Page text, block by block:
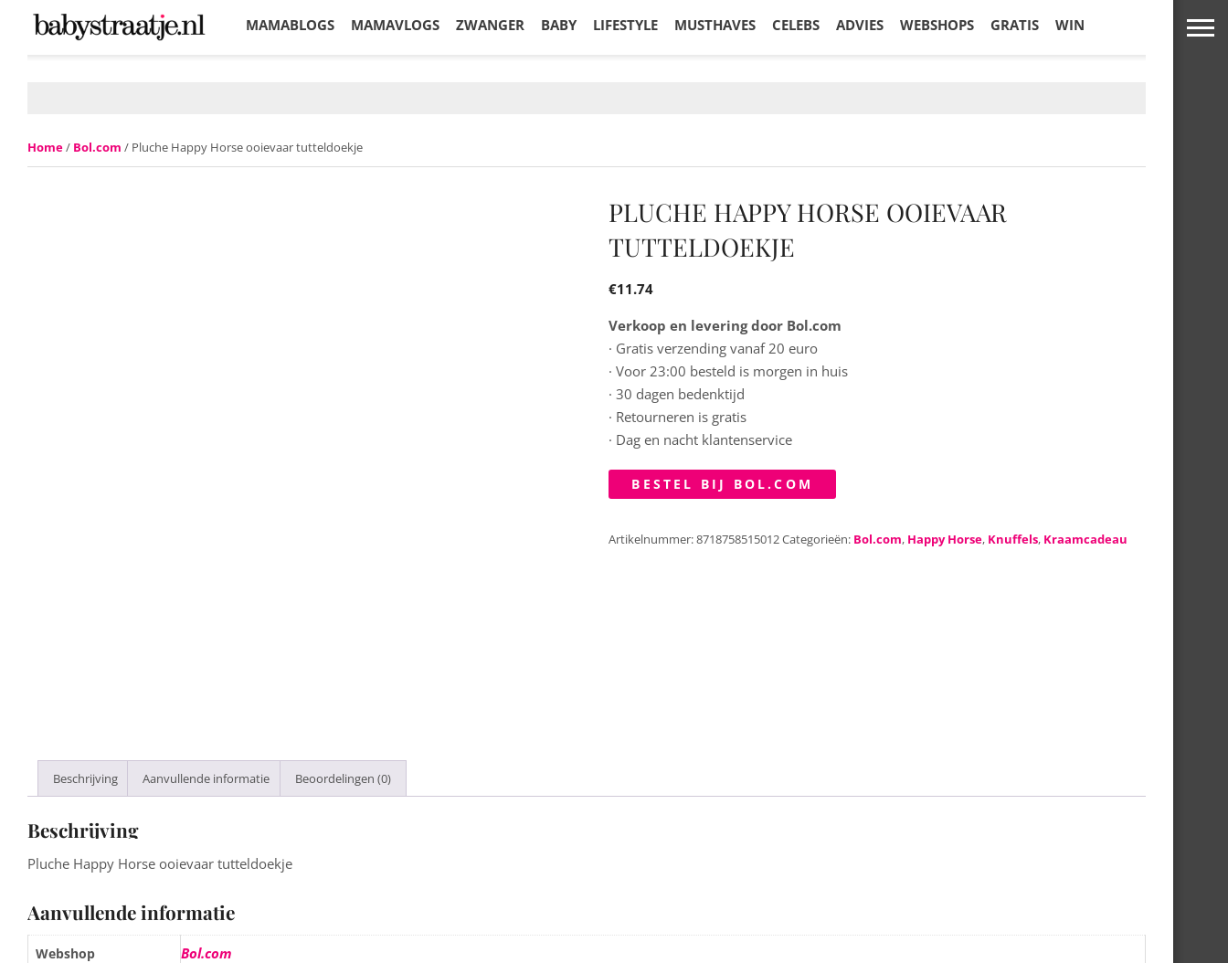
MAMABLOGS MAMAVLOGS ZWANGER BABY LIFESTYLE MUSTHAVES CELEBS ADVIES WEBSHOPS GRATIS WIN
Home/ Bol.com / Pluche Happy Horse ooievaar tutteldoekje
PLUCHE HAPPY HORSE OOIEVAAR
TUTTELDOEKJE
€11.74
Verkoop en levering door Bol.com
· Gratis verzending vanaf 20 euro
· Voor 23:00 besteld is morgen in huis
· 30 dagen bedenktijd
· Retourneren is gratis
· Dag en nacht klantenservice
BESTEL BIJ BOL.COM
Artikelnummer:8718758515012Categorieën: Bol.com, Happy Horse, Knuffels, Kraamcadeau
Beschrijving Aanvullende informatie Beoordelingen (0)
Beschrijving
Pluche Happy Horse ooievaar tutteldoekje
Aanvullende informatie
Webshop Bol.com